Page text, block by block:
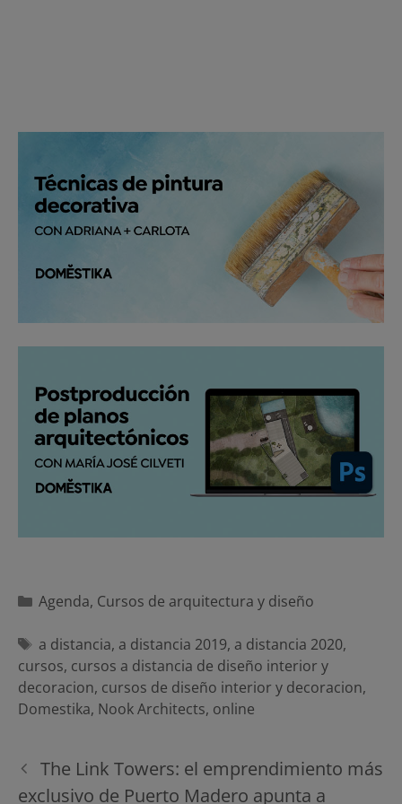
Categorías
Agenda, Cursos de arquitectura y diseño
Etiquetas
a distancia, a distancia 2019, a distancia 2020,
cursos, cursos a distancia de diseño interior y
decoracion, cursos de diseño interior y decoracion,
Domestika, Nook Architects, online
Navegación
The Link Towers: el emprendimiento más
exclusivo de Puerto Madero apunta a